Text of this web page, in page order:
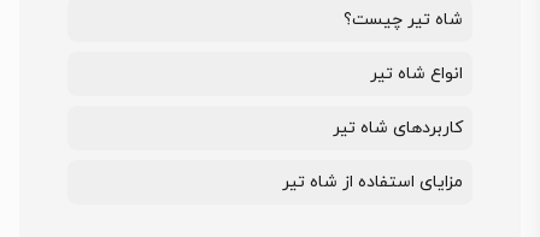
شاه تیر چیست؟
انواع شاه تیر
کاربردهای شاه تیر
مزایای استفاده از شاه تیر